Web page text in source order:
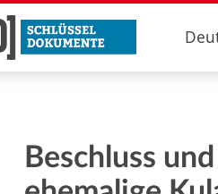
Beschluss